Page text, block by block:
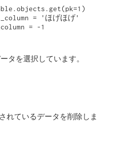
タを選択しています。
れているデータを削除しま